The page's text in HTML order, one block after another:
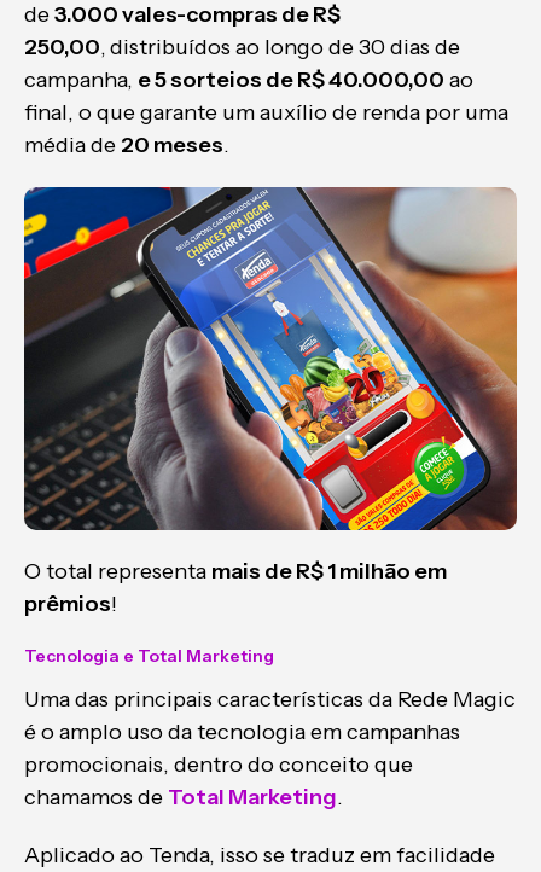
de3.000 vales-compras de R$
250,00,distribuídos ao longo de 30 dias de
campanha, e 5 sorteios de R$ 40.000,00 ao
final, o que garante um auxílio de renda por uma
média de 20 meses.
O total representa mais de R$ 1 milhão em
prêmios!
Tecnologia e Total Marketing
Uma das principais características da Rede Magic
é o amplo uso da tecnologia em campanhas
promocionais, dentro do conceito que
chamamos de Total Marketing.
Aplicado ao Tenda, isso se traduz em facilidade